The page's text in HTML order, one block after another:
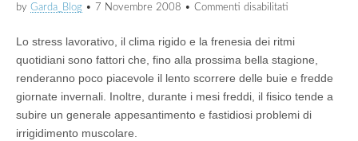
by Garda_Blog • 7 Novembre 2008 • Commenti disabilitati
ARMONIA”
BENESSERE
BELLEZZA
AL
LAC
Lo stress lavorativo, il clima rigido e la frenesia dei ritmi
quotidiani sono fattori che, fino alla prossima bella stagione,
renderanno poco piacevole il lento scorrere delle buie e fredde
giornate invernali. Inoltre, durante i mesi freddi, il fisico tende a
subire un generale appesantimento e fastidiosi problemi di
irrigidimento muscolare.